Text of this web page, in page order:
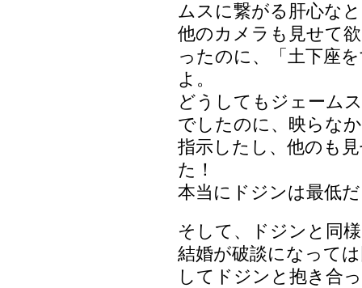
ムスに繋がる肝心な
他のカメラも見せて
ったのに、「土下座
よ。
どうしてもジェーム
でしたのに、映らな
指示したし、他のも
た！
本当にドジンは最低
そして、ドジンと同
結婚が破談になって
してドジンと抱き合